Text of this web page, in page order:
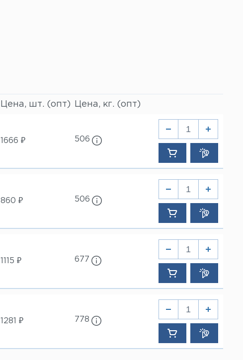
Цена, шт. (опт) Цена, кг. (опт)
1666 ₽ 506
860 ₽ 506
1115 ₽ 677
1281 ₽ 778